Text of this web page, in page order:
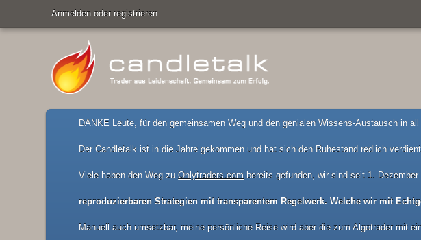
Anmelden oder registrieren
DANKE Leute, für den gemeinsamen Weg und den genialen Wissens-Austausch in all
Der Candletalk ist in die Jahre gekommen und hat sich den Ruhestand redlich
Viele haben den Weg zuOnlytraders.com bereits gefunden, wir sind seit 1.
reproduzierbaren Strategien mit transparentem Regelwerk. Welche wir mit
Manuell auch umsetzbar, meine persönliche Reise wird aber die zum Algotrader mit